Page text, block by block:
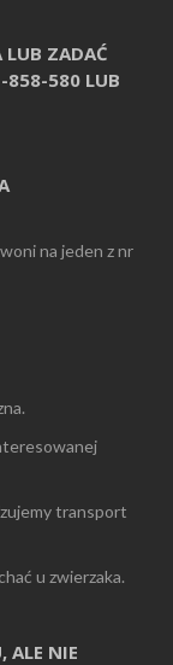
LUB ZADAĆ
858-580 LUB
na jeden z nr
transport
u zwierzaka.
ALE NIE